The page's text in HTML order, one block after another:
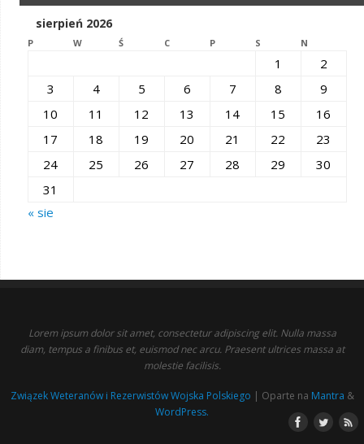
sierpień 2026
P W Ś C P S N
« sie
1
2
3
4 5 6 7 8
9
10
11 12 13 14 15
16
17
18 19 20 21 22
23
24
25 26 27 28 29
30
31
Lorem ipsum dolor sit amet, consectetur adipiscing elit. Nulla massa
diam, tempus a finibus et, euismod nec arcu. Praesent ultrices massa at
molestie facilisis.
Związek Weteranów i Rezerwistów Wojska Polskiego | Oparte na Mantra &
WordPress.